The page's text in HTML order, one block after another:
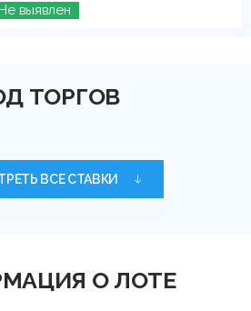
Не выявлен
ТОРГОВ
ВСЕ СТАВКИ
О ЛОТЕ